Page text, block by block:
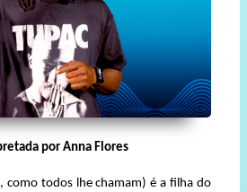
por Anna Flores
como todos lhe chamam) é a filha do